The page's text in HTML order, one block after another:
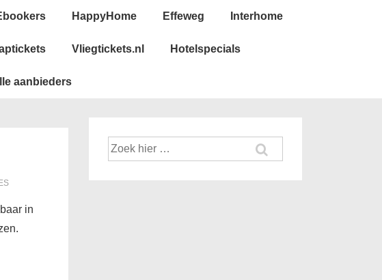
HappyHome Effeweg Interhome
Vliegtickets.nl Hotelspecials
aanbieders
in
Zoek
naar: